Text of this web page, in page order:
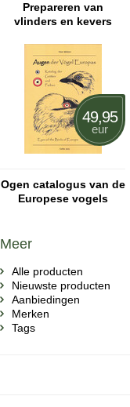
Prepareren van
vlinders en kevers
49,95
eur
Ogen catalogus van de
Europese vogels
Meer
Alle producten
Nieuwste producten
Aanbiedingen
Merken
Tags